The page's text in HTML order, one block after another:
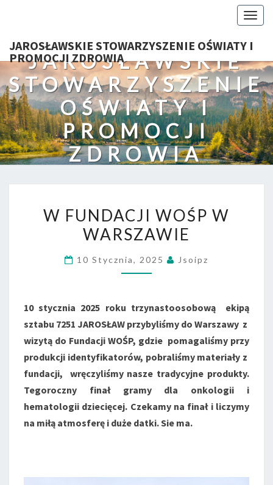
JAROSŁAWSKIE STOWARZYSZENIE OŚWIATY I
PROMOCJI ZDROWIA
JAROSŁAWSKIE
STOWARZYSZENIE
OŚWIATY I
PROMOCJI
ZDROWIA
FUNDACJI
WOŚP
WARSZAWIE
W FUNDACJI WOŚP W
WARSZAWIE
10 Stycznia, 2025 Jsoipz
10 stycznia 2025 roku trzynastoosobową ekipą
sztabu 7251 JAROSŁAW przybyliśmy do Warszawy z
wizytą do Fundacji WOŚP, gdzie pomagaliśmy przy
produkcji identyfikatorów, pobraliśmy materiały z
fundacji, wręczyliśmy nasze tradycyjne produkty.
Tegoroczny finał gramy dla onkologii i
hematologii dziecięcej. Czekamy na finał i liczymy
na miłą atmosferę i duże datki. Sie ma.